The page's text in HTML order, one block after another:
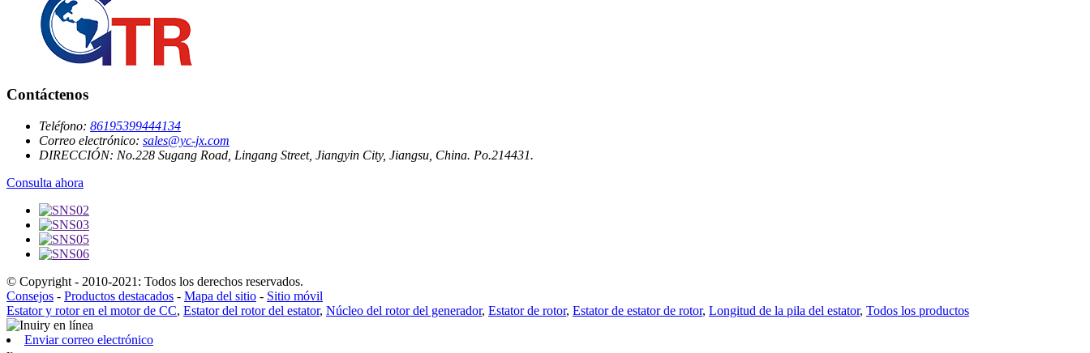
Contáctenos
Teléfono: 86195399444134
Correo electrónico: sales@yc-jx.com
DIRECCIÓN: No.228 Sugang Road, Lingang Street, Jiangyin City, Jiangsu, China. Po.214431.
Consulta ahora
© Copyright - 2010-2021: Todos los derechos reservados.
Consejos - Productos destacados - Mapa del sitio - Sitio móvil
Estator y rotor en el motor de CC, Estator del rotor del estator, Núcleo del rotor del generador, Estator de rotor, Estator de estator de rotor, Longitud de la pila del estator, Todos los productos
Enviar correo electrónico